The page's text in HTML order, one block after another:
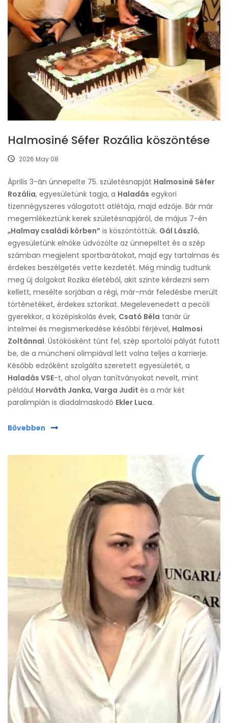
Halmosiné Séfer Rozália köszöntése
2026 May 08
Április 3-án ünnepelte 75. születésnapját Halmosiné Séfer
Rozália, egyesületünk tagja, a Haladás egykori
tizennégyszeres válogatott atlétája, majd edzője. Bár már
megemlékeztünk kerek születésnapjáról, de május 7-én
„Halmay családi körben” is köszöntöttük. Gál László,
egyesületünk elnöke üdvözölte az ünnepeltet és a szép
számban megjelent sportbarátokat, majd egy tartalmas és
érdekes beszélgetés vette kezdetét. Még mindig tudtunk
meg új dolgokat Rozika életéből, akit szinte kérdezni sem
kellett, mesélte sorjában a régi, már-már feledésbe merült
történetéket, érdekes sztorikat. Megelevenedett a pecöli
gyerekkor, a középiskolás évek, Csató Béla tanár úr
intelmei és megismerkedése későbbi férjével, Halmosi
Zoltánnal. Üstökösként tűnt fel, szép sportolói pályát futott
be, de a müncheni olimpiával lett volna teljes a karrierje.
Később edzőként szolgálta szeretett egyesületét, a
Haladás VSE-t, ahol olyan tanítványokat nevelt, mint
például Horváth Janka, Varga Judit és a már két
paralimpián is diadalmaskodó Ekler Luca.
Bővebben